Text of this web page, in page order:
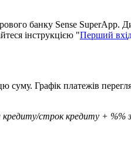
рового банку Sense SuperApp. Д
йтеся інструкцією "Перший вхі
ю суму. Графік платежів перегл
кредиту/строк кредиту + %% з